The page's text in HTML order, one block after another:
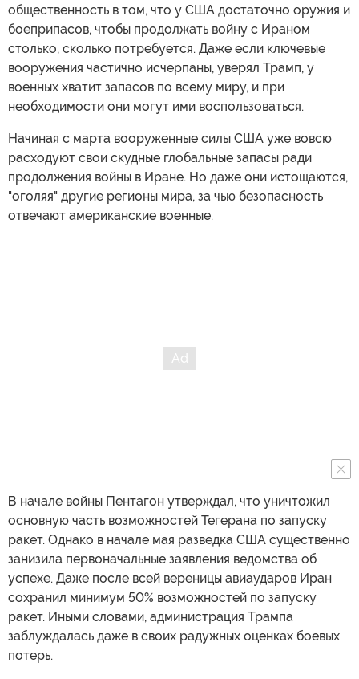
общественность в том, что у США достаточно оружия и
боеприпасов, чтобы продолжать войну с Ираном
столько, сколько потребуется. Даже если ключевые
вооружения частично исчерпаны, уверял Трамп, у
военных хватит запасов по всему миру, и при
необходимости они могут ими воспользоваться.
Начиная с марта вооруженные силы США уже вовсю
расходуют свои скудные глобальные запасы ради
продолжения войны в Иране. Но даже они истощаются,
"оголяя" другие регионы мира, за чью безопасность
отвечают американские военные.
В начале войны Пентагон утверждал, что уничтожил
основную часть возможностей Тегерана по запуску
ракет. Однако в начале мая разведка США существенно
занизила первоначальные заявления ведомства об
успехе. Даже после всей вереницы авиаударов Иран
сохранил минимум 50% возможностей по запуску
ракет. Иными словами, администрация Трампа
заблуждалась даже в своих радужных оценках боевых
потерь.